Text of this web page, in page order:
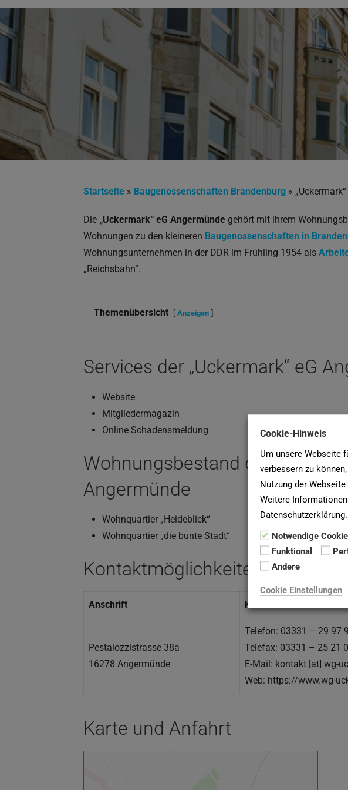
Startseite » Baugenossenschaften Brandenburg »
Die „Uckermark“ eG Angermünde gehört mit ihrem
Wohnungen zu den kleineren Baugenossenschaften in
Wohnungsunternehmen in der DDR im Frühling 1954 als
„Reichsbahn“.
Themenübersicht Anzeigen
Services der „Uckermark“ eG
Website
Mitgliedermagazin
Online Schadensmeldung
Wohnungsbestand der
Angermünde
Wohnquartier „Heideblick“
Wohnquartier „die bunte Stadt“
Kontaktmöglichkeiten
Anschrift Kontakt
Pestalozzistrasse 38a
16278 Angermünde
Telefon: 03331 – 29 97
Telefax: 03331 – 25 21
E-Mail: kontakt [at] wg-
Web: https://www.wg-
Karte und Anfahrt
Cookie-Hinweis
Um unsere Webseite
verbessern zu
Nutzung der
Weitere
Datenschutzerklärung.
Notwendige
Funktional
Andere
Cookie Einstellungen